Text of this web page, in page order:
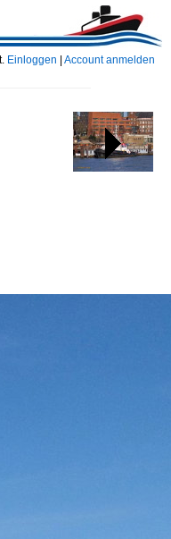
Einloggen Account anmelden